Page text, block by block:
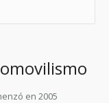
en 2005